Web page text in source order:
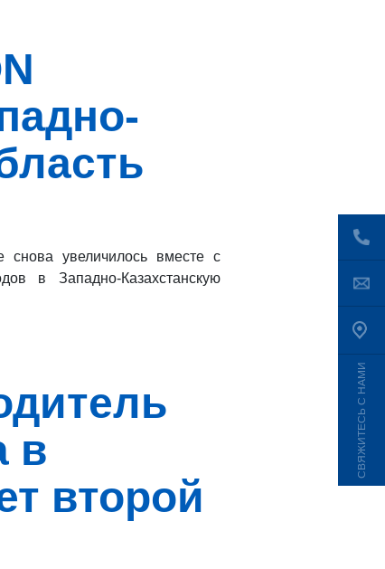
снова увеличилось вместе с
в Западно-Казахстанскую
в
второй
СВЯЖИТЕСЬ С НАМИ